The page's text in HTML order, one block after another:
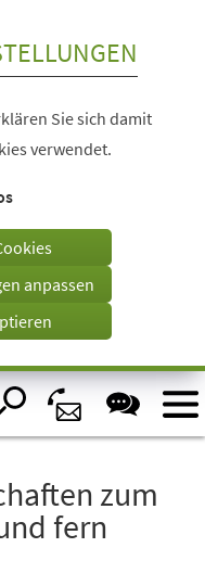
Sie sich damit
verwendet.
anpassen
zum
fern